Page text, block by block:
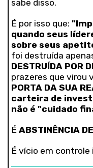
sabe disso.
É por isso que:
quando seus
sobre seus
foi destruída
DESTRUÍDA POR
prazeres que virou
PORTA DA SUA
carteira de
não é "cuidado
É ABSTINÊNCIA
É vício em controle